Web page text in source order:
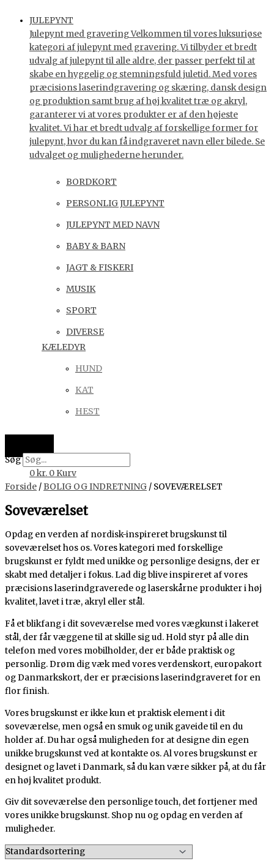
JULEPYNT
Julepynt med gravering Velkommen til vores luksuriøse
kategori af julepynt med gravering. Vi tilbyder et bredt
udvalg af julepynt til alle aldre, der passer perfekt til at
skabe en hyggelig og stemningsfuld juletid. Med vores
præcisions laserindgravering og skæring, dansk design
og produktion samt brug af høj kvalitet træ og akryl,
garanterer vi at vores produkter er af den højeste
kvalitet. Vi har et bredt udvalg af forskellige former for
julepynt, hvor du kan få indgraveret navn eller bilede. Se
udvalget og mulighederne herunder.
BORDKORT
PERSONLIG JULEPYNT
JULEPYNT MED NAVN
BABY & BARN
JAGT & FISKERI
MUSIK
SPORT
DIVERSE
KÆLEDYR
HUND
KAT
HEST
Søg
0kr. 0 Kurv
Forside / BOLIG OG INDRETNING / SOVEVÆRELSET
Soveværelset
Opdag en verden af nordisk-inspireret brugskunst til
soveværelset hos os. Vores kategori med forskellige
brugskunst er fyldt med unikke og personlige designs, der er
skabt med detaljer i fokus. Lad dig blive inspireret af vores
præcisions laserindgraverede og laserskårne produkter i høj
kvalitet, lavet i træ, akryl eller stål.
Få et blikfang i dit soveværelse med vores vægkunst i lakeret
stål, der får væggene til at skille sig ud. Hold styr på alle din
telefon med vores mobilholder, der er både praktisk og
personlig. Drøm dig væk med vores verdenskort, europakort
og Danmarkskort, der er præcisions laserindgraveret for en
flor finish.
Vores brugskunst er ikke kun et praktisk element i dit
soveværelse, men også en smuk og unik gaveide til en du
holder af. Du har også muligheden for at designe din egen
unikke brugskunst ved at kontakte os. Al vores brugskunst er
designet og lavet i Danmark, så du kan være sikker på, at du får
en høj kvalitet produkt.
Giv dit soveværelse den personlige touch, det fortjener med
vores unikke brugskunst. Shop nu og opdag en verden af
muligheder.